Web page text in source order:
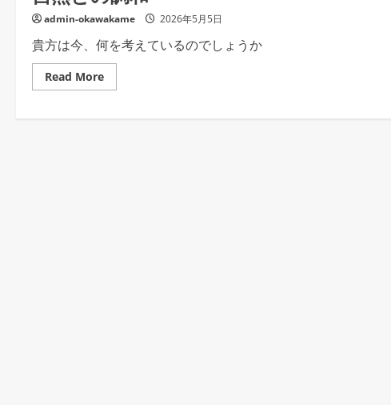
admin-okawakame 2026年5月5日
貴方は今、何を考えているのでしょうか
Read MoreRead
more
然